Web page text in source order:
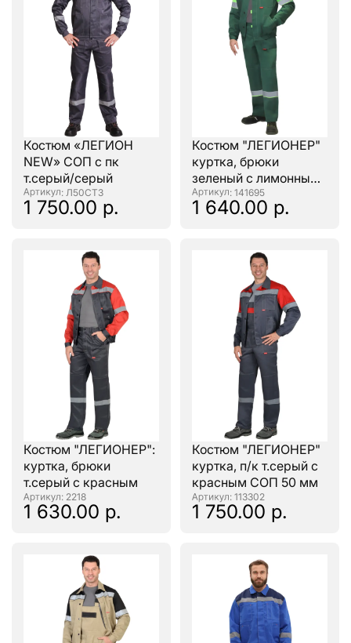
Костюм «ЛЕГИОН
NEW» СОП с пк
т.серый/серый
: Л50СТ3
1 750.00 р.
Костюм "ЛЕГИОНЕР"
куртка, брюки
зеленый с лимонным
и СОП: 141695
1 640.00 р.
Костюм "ЛЕГИОНЕР":
куртка, брюки
т.серый с красным
: 2218
1 630.00 р.
Костюм "ЛЕГИОНЕР"
куртка, п/к т.серый с
красным СОП 50 мм
: 113302
1 750.00 р.